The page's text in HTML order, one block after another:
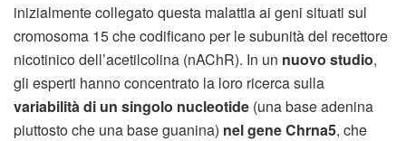
inizialmente collegato questa malattia ai geni situati sul
cromosoma 15 che codificano per le subunità del recettore
nicotinico dell’acetilcolina (nAChR). In un nuovo studio,
gli esperti hanno concentrato la loro ricerca sulla
variabilità di un singolo nucleotide (una base adenina
piuttosto che una base guanina) nel gene Chrna5, che